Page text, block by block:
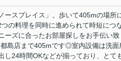
スプレイス」。歩いて405mの場所に
の料理を同時に進められて時短につ
ーズに合ったお部屋探しをお手伝い致
島店まで405mです◎室内設備は洗面
24時間OKなどが揃っており、とて